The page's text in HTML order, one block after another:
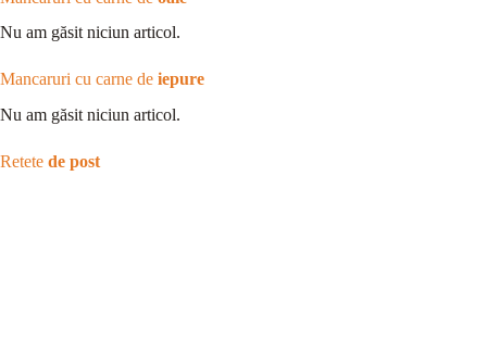
Nu am găsit niciun articol.
Mancaruri cu carne de iepure
Nu am găsit niciun articol.
Retete de post